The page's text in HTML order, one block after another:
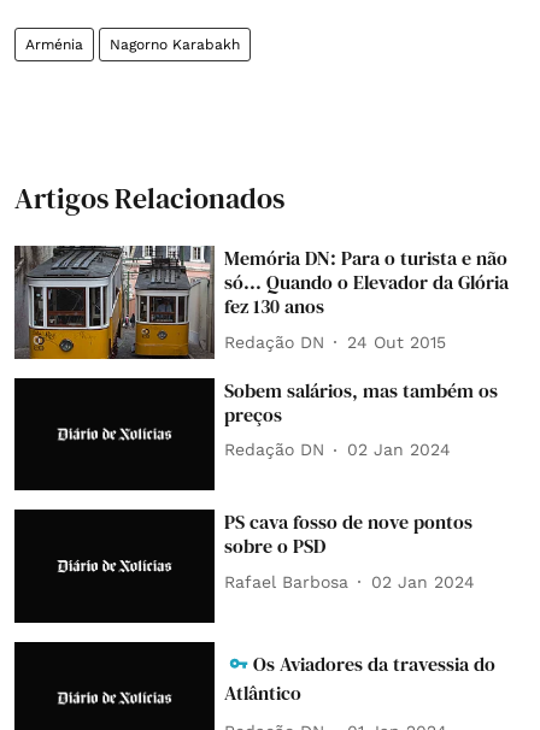
Arménia Nagorno Karabakh
Artigos Relacionados
Memória DN: Para o turista e não
só... Quando o Elevador da Glória
fez 130 anos
Redação DN 24 Out 2015
Sobem salários, mas também os
preços
Redação DN 02 Jan 2024
PS cava fosso de nove pontos
sobre o PSD
Rafael Barbosa 02 Jan 2024
Os Aviadores da travessia do
Atlântico